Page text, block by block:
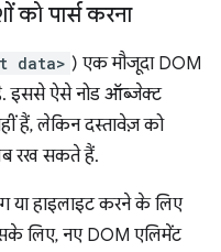
को पार्स करना
data> ) एक मौजूदा DOM
इससे ऐसे नोड ऑब्जेक्ट
हैं, लेकिन दस्तावेज़ को
रख सकते हैं.
या हाइलाइट करने के लिए
लिए, नए DOM एलिमेंट